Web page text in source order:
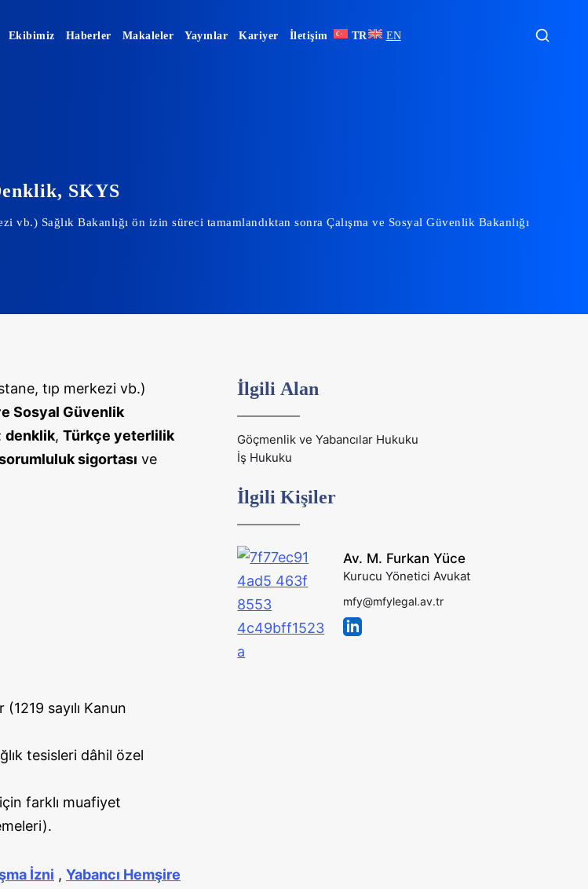
Ekibimiz Haberler Makaleler Yayınlar Kariyer İletişim TR EN
SKYS
vb.) Sağlık Bakanlığı ön izin süreci tamamlandıktan sonra Çalışma ve Sosyal Güvenlik Bakanlığı
tıp merkezi vb.)
Sosyal Güvenlik
denklik, Türkçe yeterlilik
sigortası ve
sayılı Kanun
tesisleri dâhil özel
farklı muafiyet
İzni , Yabancı Hemşire
İlgili Alan
Göçmenlik ve Yabancılar Hukuku
İş Hukuku
İlgili Kişiler
Av. M. Furkan Yüce
Kurucu Yönetici Avukat
mfy@mfylegal.av.tr